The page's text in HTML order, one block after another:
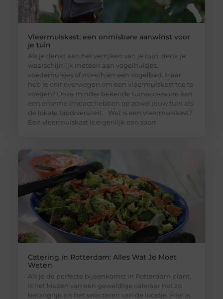
Vleermuiskast: een onmisbare aanwinst voor
je tuin
Als je denkt aan het verrijken van je tuin, denk je
waarschijnlijk meteen aan vogelhuisjes,
voederhuisjes of misschien een vogelbad. Maar
heb je ooit overwogen om een vleermuiskast toe te
voegen? Deze minder bekende tuinaccessoire kan
een enorme impact hebben op zowel jouw tuin als
de lokale biodiversiteit. Wat is een vleermuiskast?
Een vleermuiskast is eigenlijk een soort
Catering in Rotterdam: Alles Wat Je Moet
Weten
Als je de perfecte bijeenkomst in Rotterdam plant,
is het kiezen van een geweldige cateraar net zo
belangrijk als het selecteren van de locatie. Hier is